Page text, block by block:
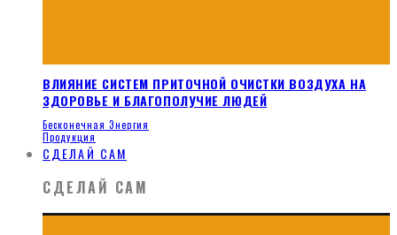
ВЛИЯНИЕ СИСТЕМ ПРИТОЧНОЙ ОЧИСТКИ ВОЗДУХА НА
ЗДОРОВЬЕ И БЛАГОПОЛУЧИЕ ЛЮДЕЙ
Бесконечная Энергия
Продукция
СДЕЛАЙ САМ
СДЕЛАЙ САМ